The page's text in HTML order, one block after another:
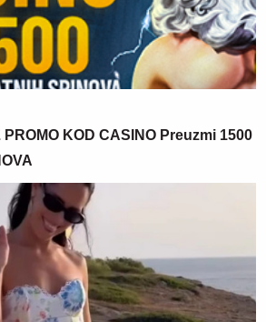
PROMO KOD CASINO Preuzmi 1500